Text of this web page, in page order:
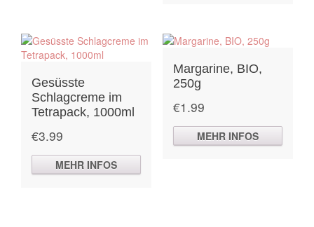
Gesüsste
Schlagcreme im
Tetrapack, 1000ml
€3.99
MEHR INFOS
Margarine, BIO,
250g
€1.99
MEHR INFOS